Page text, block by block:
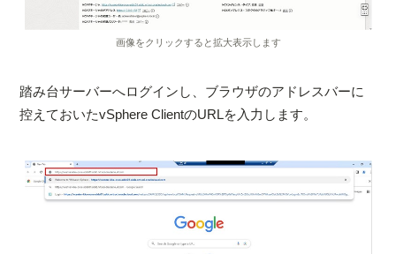
画像をクリックすると拡大表示します
踏み台サーバーへログインし、ブラウザのアドレスバーに
控えておいたvSphere ClientのURLを入力します。